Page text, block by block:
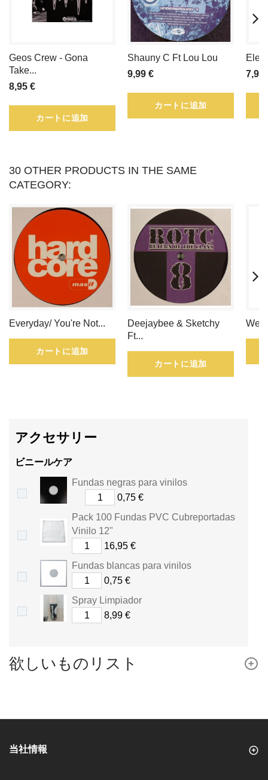
に
て
寄
集
る
こ
と
ポ
イ
ン
ト.
ー
は
Geos Crew - Gona
Take...
8,95 €
カートに追加
Shauny C Ft Lou Lou
9,99 €
カートに追加
7,95
30 OTHER PRODUCTS IN THE SAME
CATEGORY:
Everyday/ You're Not...
カートに追加
Deejaybee & Sketchy
Ft...
カートに追加
アクセサリー
ビニールケア
Fundas negras para vinilos
0,75 €
Pack 100 Fundas PVC Cubreportadas
Vinilo 12"
16,95 €
Fundas blancas para vinilos
0,75 €
Spray Limpiador
8,99 €
欲しいものリスト
当社情報